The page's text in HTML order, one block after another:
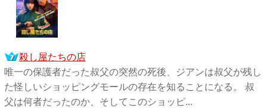
殺し屋たちの店
唯一の保護者だった叔父の突然の死後、ジアンは叔父が残し
た怪しいショッピングモールの存在を知ることになる。 叔
父は何者だったのか、そしてこのショッピ...